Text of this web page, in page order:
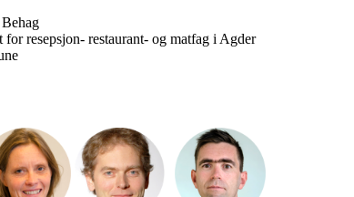
resepsjon- restaurant- og matfag i Agder